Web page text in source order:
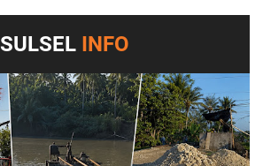
SULSEL INFO